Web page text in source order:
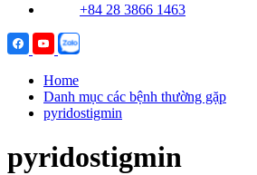
+84 28 3866 1463
Home
Danh mục các bệnh thường gặp
pyridostigmin
pyridostigmin